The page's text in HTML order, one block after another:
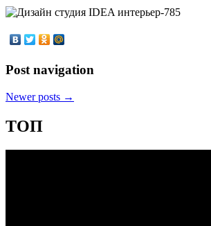
Post navigation
Newer posts →
ТОП